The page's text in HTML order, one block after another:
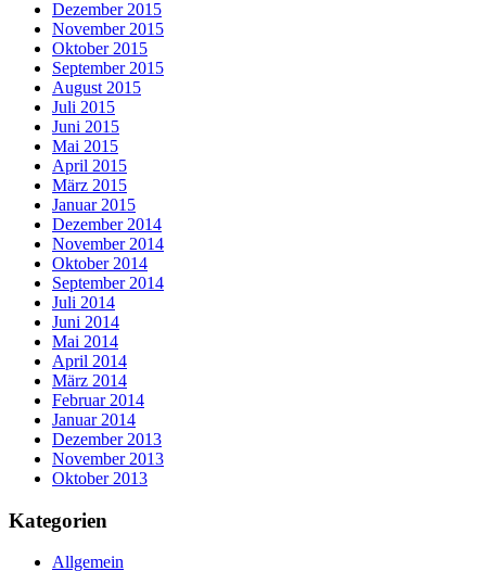
Dezember 2015
November 2015
Oktober 2015
September 2015
August 2015
Juli 2015
Juni 2015
Mai 2015
April 2015
März 2015
Januar 2015
Dezember 2014
November 2014
Oktober 2014
September 2014
Juli 2014
Juni 2014
Mai 2014
April 2014
März 2014
Februar 2014
Januar 2014
Dezember 2013
November 2013
Oktober 2013
Kategorien
Allgemein